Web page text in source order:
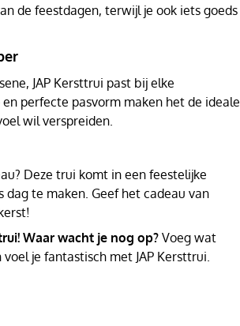
de feestdagen, terwijl je ook iets goeds
JAP Kersttrui past bij elke
perfecte pasvorm maken het de ideale
wil verspreiden.
Deze trui komt in een feestelijke
te maken. Geef het cadeau van
Waar wacht je nog op? Voeg wat
je fantastisch met JAP Kersttrui.